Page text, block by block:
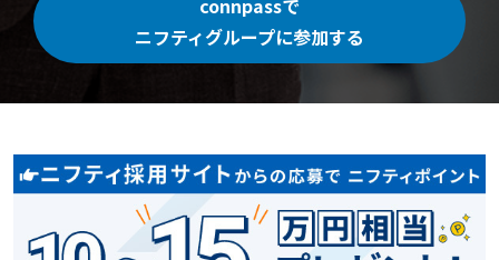
connpassで
ニフティグループに参加する